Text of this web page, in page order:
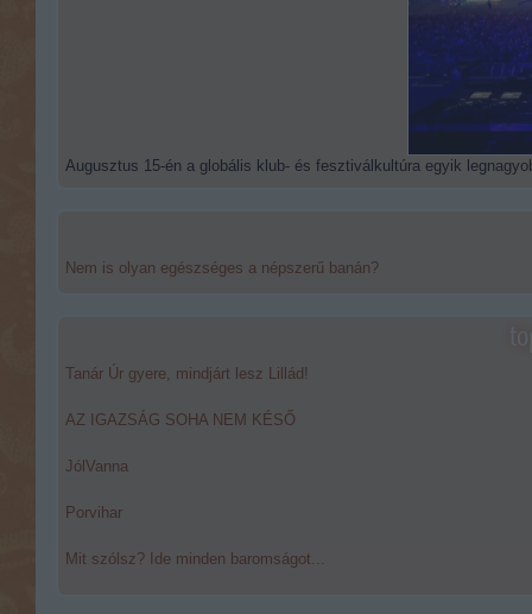
Augusztus 15-én a globális klub- és fesztiválkultúra egyik
Nem is olyan egészséges a népszerű banán?
Tanár Úr gyere, mindjárt lesz Lillád!
AZ IGAZSÁG SOHA NEM KÉSŐ
JólVanna
Porvihar
Mit szólsz? Ide minden baromságot...